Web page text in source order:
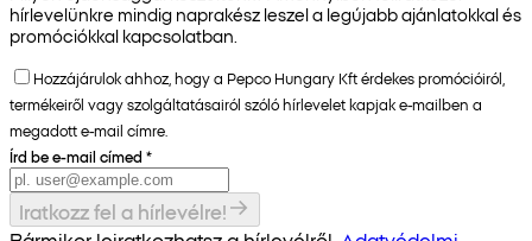
hírlevelünkre mindig naprakész leszel a legújabb ajánlatokkal és
promóciókkal kapcsolatban.
Hozzájárulok ahhoz, hogy a Pepco Hungary Kft érdekes promócióiról,
termékeiről vagy szolgáltatásairól szóló hírlevelet kapjak e-mailben a
megadott e-mail címre.
Írd be e-mail címed *
Iratkozz fel a hírlevélre!